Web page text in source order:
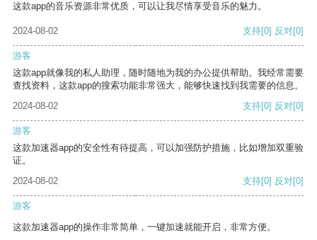
这款app的音乐资源非常优质，可以让我尽情享受音乐的魅力。
2024-08-02 支持[0] 反对[0]
游客
这款app就像我的私人助理，随时随地为我的办公提供帮助。我经常需要
查找资料，这款app的搜索功能非常强大，能够快速找到我需要的信息。
2024-08-02
支持[0] 反对[0]
游客
这款加速器app的安全性有待提高，可以加强防护措施，比如增加双重验
证。
2024-08-02
支持[0] 反对[0]
游客
这款加速器app的操作非常简单，一键加速就能开启，非常方便。